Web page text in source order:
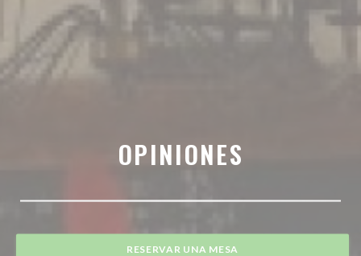
OPINIONES
RESERVAR UNA MESA